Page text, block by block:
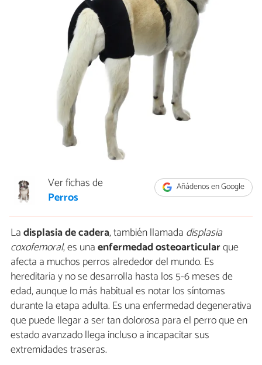
Añádenos en Google
Ver fichas de
Perros
Ladisplasia de cadera, también llamada displasia
coxofemoral, es unaenfermedad osteoarticularque
afecta a muchos perros alrededor del mundo. Es
hereditaria y no se desarrolla hasta los 5-6 meses de
edad, aunque lo más habitual es notar los síntomas
durante la etapa adulta. Es una enfermedad degenerativa
que puede llegar a ser tan dolorosa para el perro que en
estado avanzado llega incluso a incapacitar sus
extremidades traseras.